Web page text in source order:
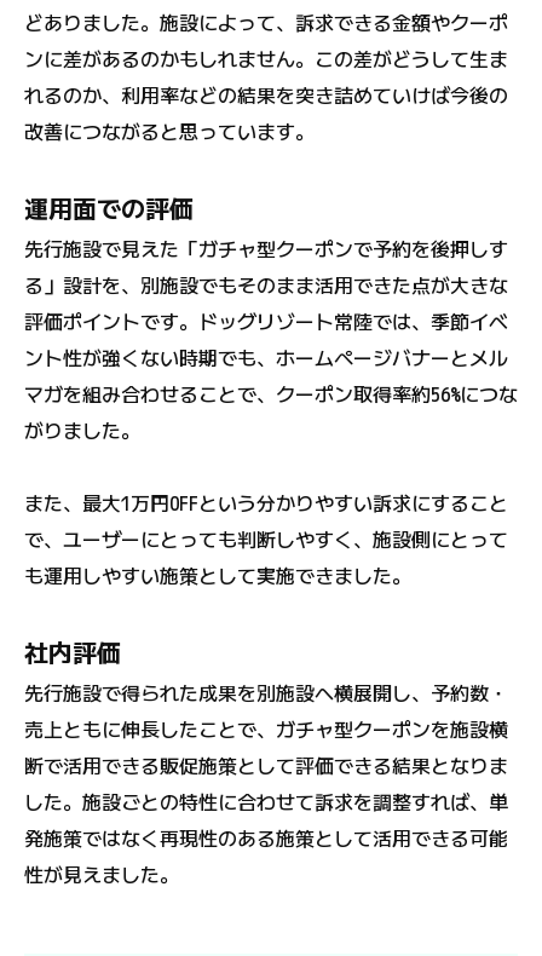
どありました。施設によって、訴求できる金額やクーポ
ンに差があるのかもしれません。この差がどうして生ま
れるのか、利用率などの結果を突き詰めていけば今後の
改善につながると思っています。
運用面での評価
先行施設で見えた「ガチャ型クーポンで予約を後押しす
る」設計を、別施設でもそのまま活用できた点が大きな
評価ポイントです。ドッグリゾート常陸では、季節イベ
ント性が強くない時期でも、ホームページバナーとメル
マガを組み合わせることで、クーポン取得率約56%につな
がりました。
また、最大1万円OFFという分かりやすい訴求にすること
で、ユーザーにとっても判断しやすく、施設側にとって
も運用しやすい施策として実施できました。
社内評価
先行施設で得られた成果を別施設へ横展開し、予約数・
売上ともに伸長したことで、ガチャ型クーポンを施設横
断で活用できる販促施策として評価できる結果となりま
した。施設ごとの特性に合わせて訴求を調整すれば、単
発施策ではなく再現性のある施策として活用できる可能
性が見えました。